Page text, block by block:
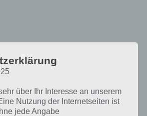
über Ihr Interesse an unserem
Nutzung der Internetseiten ist
jede Angabe